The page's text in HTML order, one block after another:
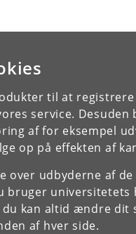
til at
service.
af for eksempel
op på effekten af
over udbyderne af
universitetets
kan altid ændre dit
af hver side.